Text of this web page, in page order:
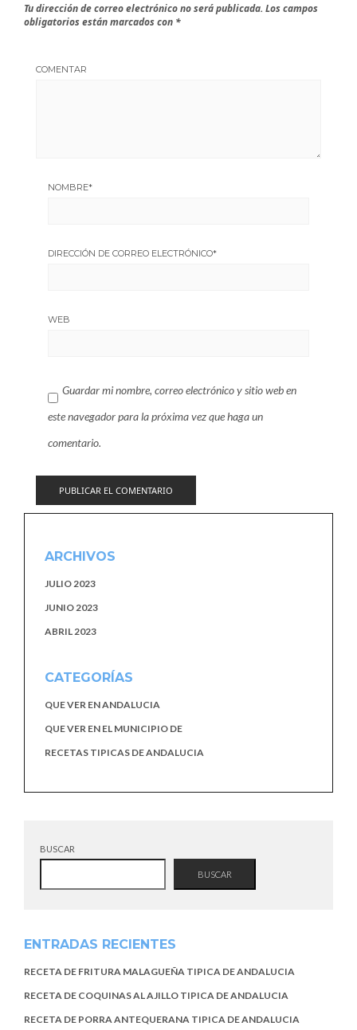
Tu dirección de correo electrónico no será publicada. Los campos
obligatorios están marcados con *
COMENTAR
NOMBRE*
DIRECCIÓN DE CORREO ELECTRÓNICO*
WEB
Guardar mi nombre, correo electrónico y sitio web en
este navegador para la próxima vez que haga un
comentario.
ARCHIVOS
JULIO 2023
JUNIO 2023
ABRIL 2023
CATEGORÍAS
QUE VER EN ANDALUCIA
QUE VER EN EL MUNICIPIO DE
RECETAS TIPICAS DE ANDALUCIA
BUSCAR
BUSCAR
ENTRADAS RECIENTES
RECETA DE FRITURA MALAGUEÑA TIPICA DE ANDALUCIA
RECETA DE COQUINAS AL AJILLO TIPICA DE ANDALUCIA
RECETA DE PORRA ANTEQUERANA TIPICA DE ANDALUCIA